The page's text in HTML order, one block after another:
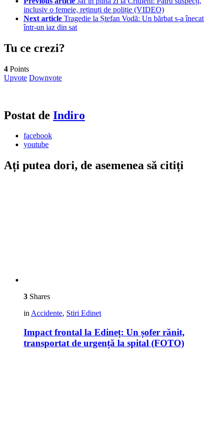
inclusiv o femeie, reținuți de poliție (VIDEO)
Next article Tragedie la Ștefan Vodă: Un bărbat s-a înecat
într-un iaz din sat
Tu ce crezi?
4 Points
Upvote Downvote
Postat de Indiro
facebook
youtube
Ați putea dori, de asemenea să citiți
3 Shares
in Accidente, Stiri Edinet
Impact frontal la Edineț: Un șofer rănit,
transportat de urgență la spital (FOTO)